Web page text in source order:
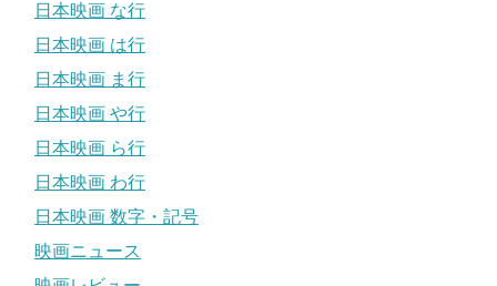
日本映画 な行
日本映画 は行
日本映画 ま行
日本映画 や行
日本映画 ら行
日本映画 わ行
日本映画 数字・記号
映画ニュース